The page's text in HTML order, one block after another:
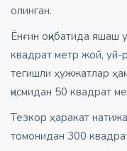
олинган.
Ёнғин оқибатида яшаш
квадрат метр жой, уй-
тегишли ҳужжатлар
қисмидан 50 квадрат
Тезкор ҳаракат
томонидан 300